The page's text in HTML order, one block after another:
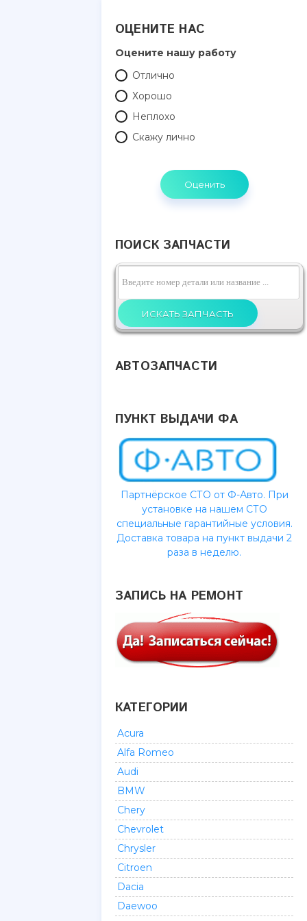
ОЦЕНИТЕ НАС
Оцените нашу работу
Отлично
Хорошо
Неплохо
Скажу лично
ПОИСК ЗАПЧАСТИ
АВТОЗАПЧАСТИ
ПУНКТ ВЫДАЧИ ФА
Партнёрское СТО от Ф-Авто. При
установке на нашем СТО
специальные гарантийные условия.
Доставка товара на пункт выдачи 2
раза в неделю.
ЗАПИСЬ НА РЕМОНТ
КАТЕГОРИИ
Acura
Alfa Romeo
Audi
BMW
Chery
Chevrolet
Chrysler
Citroen
Dacia
Daewoo